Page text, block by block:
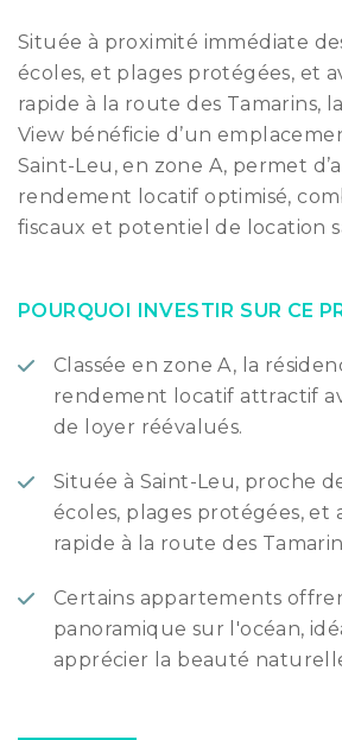
Située à proximité immédiate
écoles, et plages protégées, et
rapide à la route des Tamarins,
View bénéficie d’un
Saint-Leu, en zone A, permet
rendement locatif optimisé,
fiscaux et potentiel de location
POURQUOI INVESTIR SUR CE
Classée en zone A, la
rendement locatif attractif
de loyer réévalués.
Située à Saint-Leu, proche
écoles, plages protégées, et
rapide à la route des
Certains appartements
panoramique sur l'océan,
apprécier la beauté